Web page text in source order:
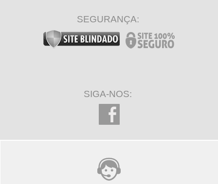
SEGURANÇA:
SIGA-NOS: